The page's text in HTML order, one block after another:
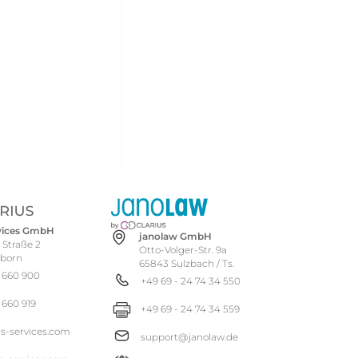
GmbH
2
900
919
services.com
janolaw GmbH
Otto-Volger-Str. 9a
65843 Sulzbach / Ts.
+49 69 - 24 74 34 550
+49 69 - 24 74 34 559
support@janolaw.de